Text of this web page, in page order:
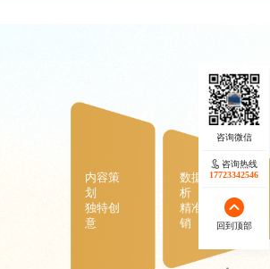
内容策
划
独特创
意
数据分
析
精准营
销
咨询热线
17723342546
回到顶部